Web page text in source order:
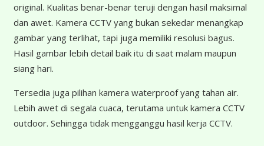
original. Kualitas benar-benar teruji dengan hasil maksimal
dan awet. Kamera CCTV yang bukan sekedar menangkap
gambar yang terlihat, tapi juga memiliki resolusi bagus.
Hasil gambar lebih detail baik itu di saat malam maupun
siang hari.
Tersedia juga pilihan kamera waterproof yang tahan air.
Lebih awet di segala cuaca, terutama untuk kamera CCTV
outdoor. Sehingga tidak mengganggu hasil kerja CCTV.